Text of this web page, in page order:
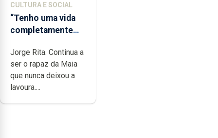
CULTURA E SOCIAL
“Tenho uma vida
completamente
dedicação, gosto e
muita paixão”
Jorge Rita. Continua a
ser o rapaz da Maia
que nunca deixou a
lavoura....